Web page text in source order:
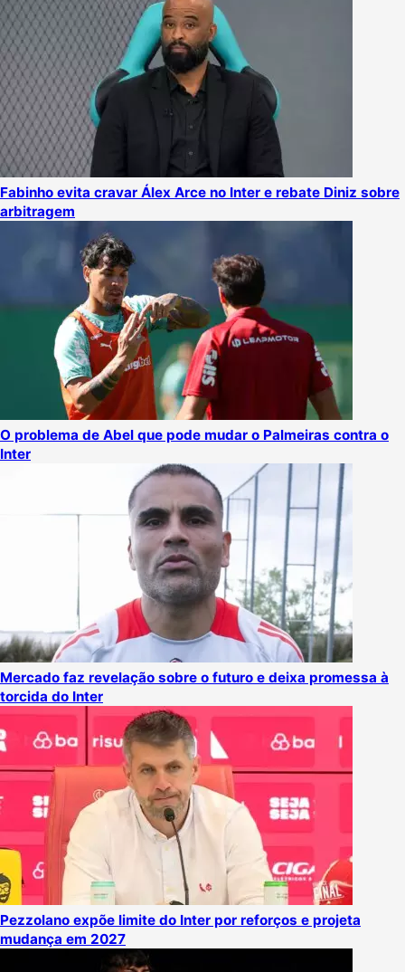
Fabinho evita cravar Álex Arce no Inter e rebate Diniz sobre
arbitragem
O problema de Abel que pode mudar o Palmeiras contra o
Inter
Mercado faz revelação sobre o futuro e deixa promessa à
torcida do Inter
Pezzolano expõe limite do Inter por reforços e projeta
mudança em 2027